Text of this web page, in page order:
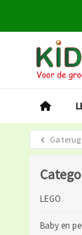
Ga terug
LEGO
Baby en